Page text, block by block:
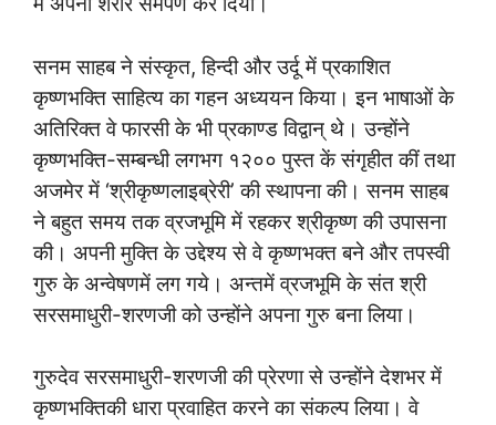
सनम साहब ने संस्कृत, हिन्दी और उर्दू में प्रकाशित
कृष्णभक्ति साहित्य का गहन अध्ययन किया। इन भाषाओं के
अतिरिक्त वे फारसी के भी प्रकाण्ड विद्वान् थे। उन्होंने
कृष्णभक्ति-सम्बन्धी लगभग १२०० पुस्त कें संगृहीत कीं तथा
अजमेर में ‘श्रीकृष्णलाइब्रेरी’ की स्थापना की। सनम साहब
ने बहुत समय तक व्रजभूमि में रहकर श्रीकृष्ण की उपासना
की। अपनी मुक्ति के उद्देश्य से वे कृष्णभक्त बने और तपस्वी
गुरु के अन्वेषणमें लग गये। अन्तमें व्रजभूमि के संत श्री
सरसमाधुरी-शरणजी को उन्होंने अपना गुरु बना लिया।
गुरुदेव सरसमाधुरी-शरणजी की प्रेरणा से उन्होंने देशभर में
कृष्णभक्तिकी धारा प्रवाहित करने का संकल्प लिया। वे